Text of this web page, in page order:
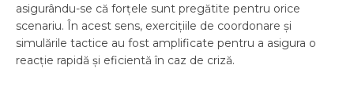
asigurându-se că forțele sunt pregătite pentru orice
scenariu. În acest sens, exercițiile de coordonare și
simulările tactice au fost amplificate pentru a asigura o
reacție rapidă și eficientă în caz de criză.